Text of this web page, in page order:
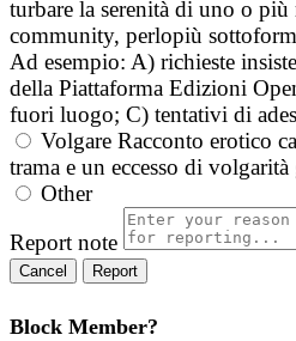
turbare la serenità di uno o
community, perlopiù
Ad esempio: A) richieste
della Piattaforma Edizioni
fuori luogo; C) tentativi di
Volgare Racconto erotico
trama e un eccesso di
Other
Report note
Report
Block Member?